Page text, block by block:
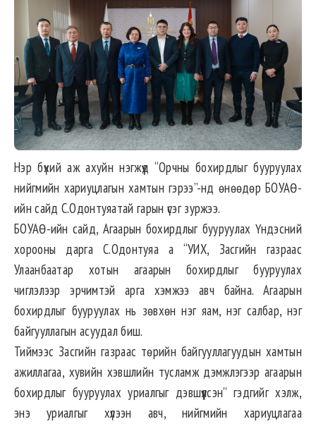
Нэр бүхий аж ахуйн нэгжүүд “Орчны бохирдлыг бууруулах
нийгмийн хариуцлагын хамтын гэрээ”-нд өнөөдөр БОУАӨ-
ийн сайд С.Одонтуяатай гарын үсэг зуржээ.
БОУАӨ-ийн сайд, Агаарын бохирдлыг бууруулах Үндэсний
хорооны дарга С.Одонтуяа а “УИХ, Засгийн газраас
Улаанбаатар хотын агаарын бохирдлыг бууруулах
чиглэлээр эрчимтэй арга хэмжээ авч байна. Агаарын
бохирдлыг бууруулах нь зөвхөн нэг яам, нэг салбар, нэг
байгууллагын асуудал биш.
Тиймээс Засгийн газраас төрийн байгууллагуудын хамтын
ажиллагаа, хувийн хэвшлийн тусламж дэмжлэгээр агаарын
бохирдлыг бууруулах уриалгыг дэвшүүлсэн” гэдгийг хэлж,
энэ уриалгыг хүлээн авч, нийгмийн хариуцлагаа